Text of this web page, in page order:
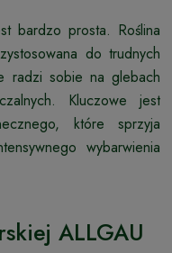
bardzo prosta. Roślina
do trudnych
radzi sobie na glebach
Kluczowe jest
które sprzyja
wybarwienia
ALLGAU